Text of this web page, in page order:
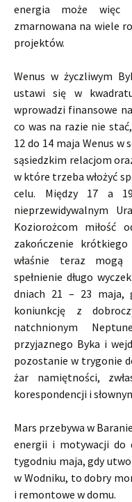
energia może więc
zmarnowana na wiele
projektów.
Wenus w życzliwym
ustawi się w
wprowadzi finansowe
co was na razie nie
12 do 14 maja Wenus
sąsiedzkim relacjom
w które trzeba włożyć
celu. Między 17 a
nieprzewidywalnym
Koziorożcom miłość
zakończenie
właśnie teraz
spełnienie długo
dniach 21 – 23 maja,
koniunkcję z
natchnionym
przyjaznego Byka i
pozostanie w trygonie
żar namiętności,
korespondencji i
Mars przebywa w
energii i motywacji do
tygodniu maja, gdy
w Wodniku, to dobry
i remontowe w domu.